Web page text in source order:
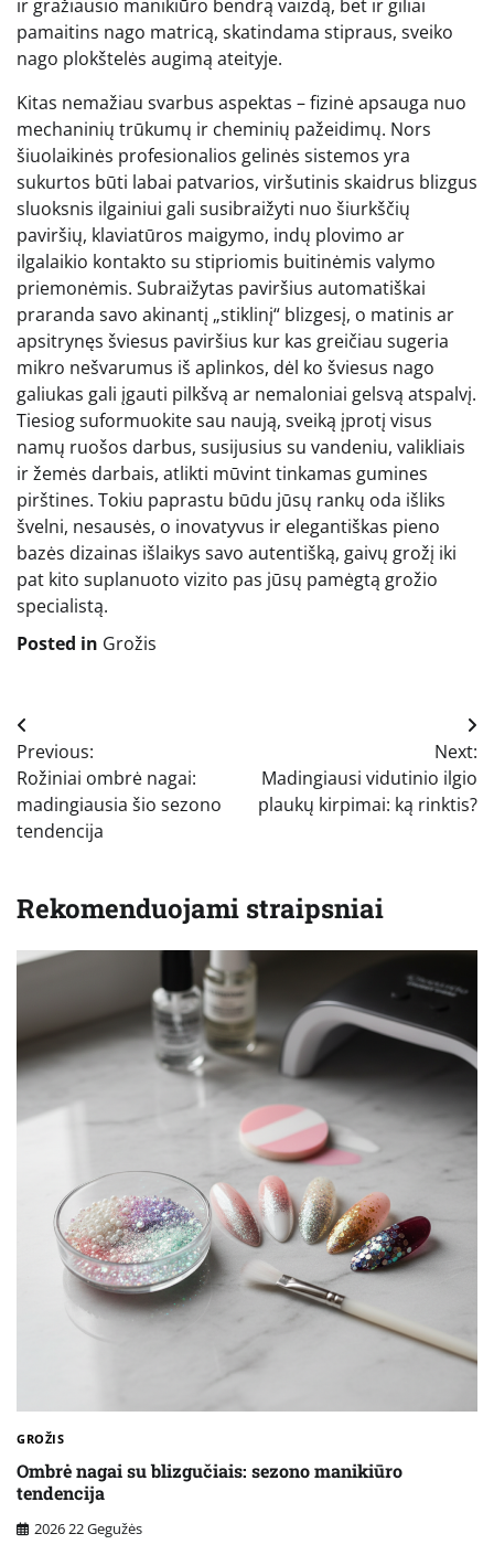
ir gražiausio manikiūro bendrą vaizdą, bet ir giliai
pamaitins nago matricą, skatindama stipraus, sveiko
nago plokštelės augimą ateityje.
Kitas nemažiau svarbus aspektas – fizinė apsauga nuo
mechaninių trūkumų ir cheminių pažeidimų. Nors
šiuolaikinės profesionalios gelinės sistemos yra
sukurtos būti labai patvarios, viršutinis skaidrus blizgus
sluoksnis ilgainiui gali susibraižyti nuo šiurkščių
paviršių, klaviatūros maigymo, indų plovimo ar
ilgalaikio kontakto su stipriomis buitinėmis valymo
priemonėmis. Subraižytas paviršius automatiškai
praranda savo akinantį „stiklinį“ blizgesį, o matinis ar
apsitrynęs šviesus paviršius kur kas greičiau sugeria
mikro nešvarumus iš aplinkos, dėl ko šviesus nago
galiukas gali įgauti pilkšvą ar nemaloniai gelsvą atspalvį.
Tiesiog suformuokite sau naują, sveiką įprotį visus
namų ruošos darbus, susijusius su vandeniu, valikliais
ir žemės darbais, atlikti mūvint tinkamas gumines
pirštines. Tokiu paprastu būdu jūsų rankų oda išliks
švelni, nesausės, o inovatyvus ir elegantiškas pieno
bazės dizainas išlaikys savo autentišką, gaivų grožį iki
pat kito suplanuoto vizito pas jūsų pamėgtą grožio
specialistą.
Posted in Grožis
Navigacija
tarp
įrašų
Previous:
Rožiniai ombrė nagai:
madingiausia šio sezono
tendencija
Next:
Madingiausi vidutinio ilgio
plaukų kirpimai: ką rinktis?
Rekomenduojami straipsniai
GROŽIS
Ombrė nagai su blizgučiais: sezono manikiūro
tendencija
2026 22 Gegužės